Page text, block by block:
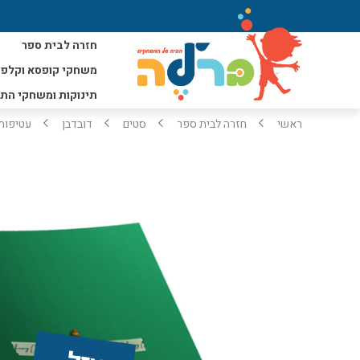
חזרה לבית ספר
משחקי קופסא
תינוקות ומשחקי
ראשי חזרה לבית ספר סטים דובדבן